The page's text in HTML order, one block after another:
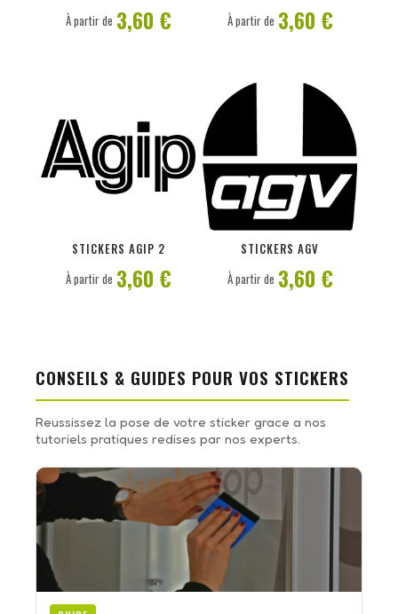
À partir de 3,60 € À partir de 3,60 €
STICKERS AGIP 2
À partir de 3,60 €
STICKERS AGV
PERSONNALISER
À partir de 3,60 €
CONSEILS & GUIDES POUR VOS STICKERS
Reussissez la pose de votre sticker grace a nos
tutoriels pratiques redises par nos experts.